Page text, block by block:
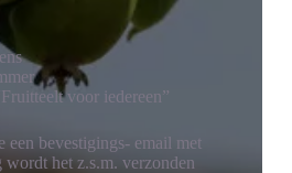
voor iedereen”
een bevestigings- email met
het z.s.m. verzonden